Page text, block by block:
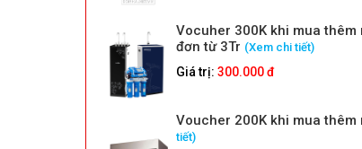
Vocuher 300K khi mua thêm
đơn từ 3Tr (Xem chi tiết)
Giá trị: 300.000 đ
Voucher 200K khi mua thêm
tiết)